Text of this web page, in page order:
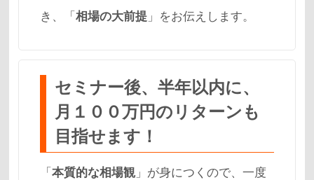
き、「相場の大前提 」をお伝えします。
セミナー後、半年以内に、
月１００万円のリターンも
目指せます！
「本質的な相場観」が身につくので、一度